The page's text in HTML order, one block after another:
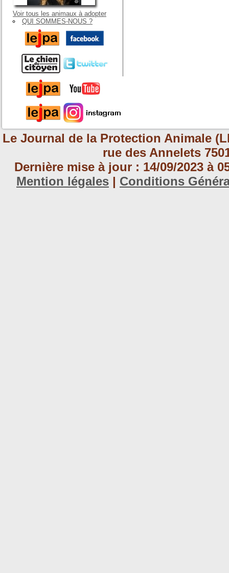
Voir tous les animaux à adopter
QUI SOMMES-NOUS ?
Le Journal de la Protection Animale
rue des Annelets
Dernière mise à jour : 14/09/2023 à
Mention légales | Conditions